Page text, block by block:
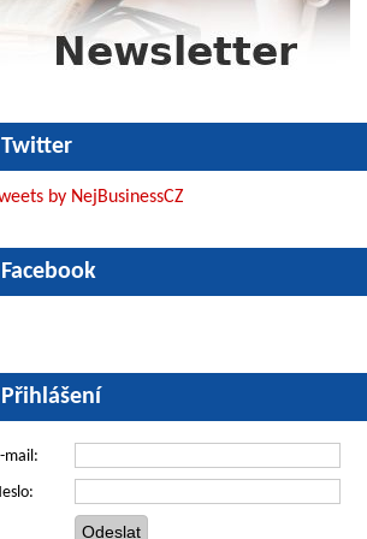
Twitter
by NejBusinessCZ
Facebook
Přihlášení
mail: